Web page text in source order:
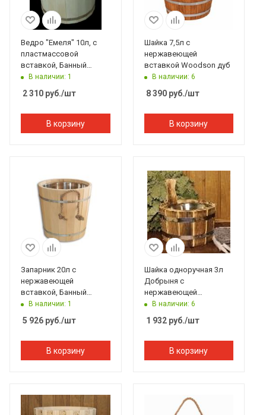
Ведро "Емеля" 10л, с
пластмассовой
вставкой, Банный
Эксперт
В наличии: 1
2 310 руб./шт
В корзину
Шайка 7,5л с
нержавеющей
вставкой Woodson дуб
В наличии: 6
8 390руб./шт
В корзину
Запарник 20л с
нержавеющей
вставкой, Банный
Эксперт
В наличии: 1
5 926 руб./шт
В корзину
Шайка одноручная 3л
Добрыня с
нержавеющей
вставкой, Банный
Эксперт
В наличии: 6
1 932руб./шт
В корзину